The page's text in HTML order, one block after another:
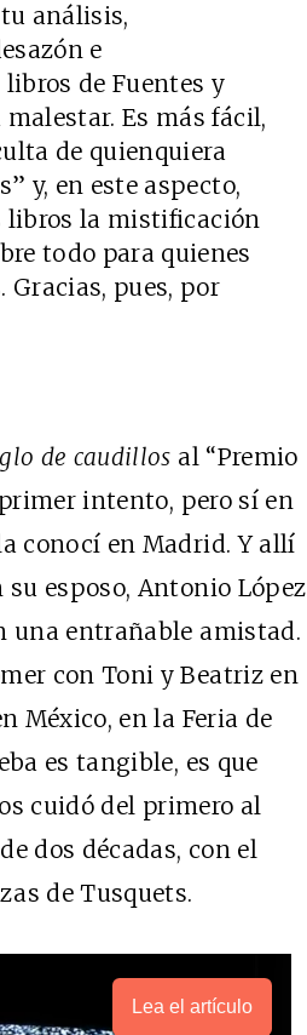
análisis,
e
de Fuentes y
Es más fácil,
de quienquiera
y, en este aspecto,
libros la mistificación
todo para quienes
Gracias, pues, por
de caudillos al “Premio
intento, pero sí en
conocí en Madrid. Y allí
esposo, Antonio López
una entrañable amistad.
con Toni y Beatriz en
México, en la Feria de
es tangible, es que
cuidó del primero al
dos décadas, con el
de Tusquets.
Lea el artículo